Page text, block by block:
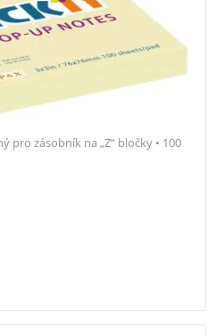
pro zásobník na „Z“ bločky • 100